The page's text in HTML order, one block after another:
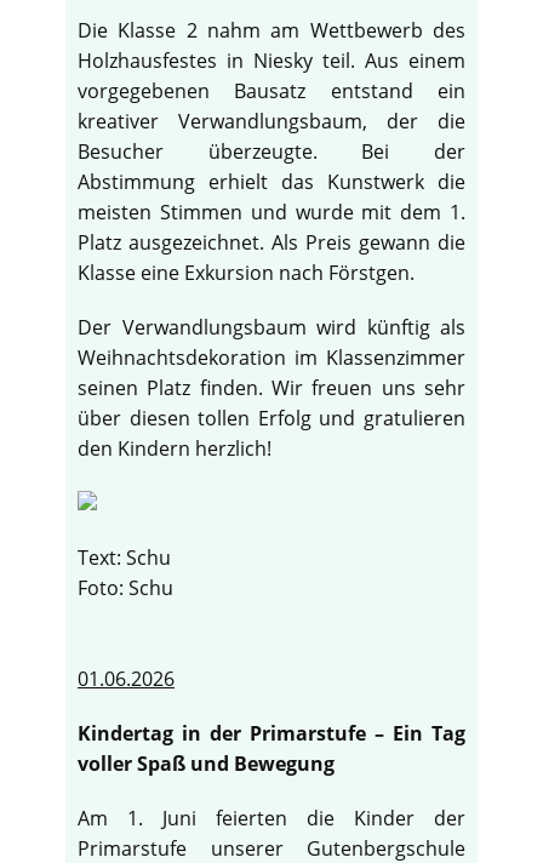
Die Klasse 2 nahm am Wettbewerb des
Holzhausfestes in Niesky teil. Aus einem
vorgegebenen Bausatz entstand ein
kreativer Verwandlungsbaum, der die
Besucher überzeugte. Bei der
Abstimmung erhielt das Kunstwerk die
meisten Stimmen und wurde mit dem 1.
Platz ausgezeichnet. Als Preis gewann die
Klasse eine Exkursion nach Förstgen.
Der Verwandlungsbaum wird künftig als
Weihnachtsdekoration im Klassenzimmer
seinen Platz finden. Wir freuen uns sehr
über diesen tollen Erfolg und gratulieren
den Kindern herzlich!
Text: Schu
Foto: Schu
01.06.2026
Kindertag in der Primarstufe – Ein Tag
voller Spaß und Bewegung
Am 1. Juni feierten die Kinder der
Primarstufe unserer Gutenbergschule